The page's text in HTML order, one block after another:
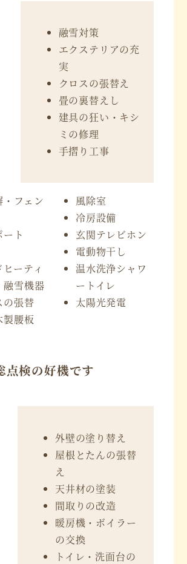
融雪対策
エクステリアの充
実
クロスの張替え
畳の裏替えし
建具の狂い・キシ
ミの修理
手摺り工事
・フェン
ート
ーティ
融雪機器
の張替
製腰板
風除室
冷房設備
玄関テレビホン
電動物干し
温水洗浄シャワ
ートイレ
太陽光発電
点検の好機です
外壁の塗り替え
屋根とたんの張替
え
天井材の塗装
間取りの改造
暖房機・ボイラー
の交換
トイレ・洗面台の